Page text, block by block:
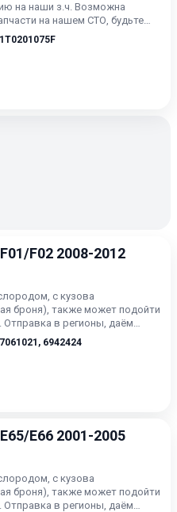
на наши з.ч. Возможна
на нашем СТО, будьте
артикул...
1T0201075F
F02 2008-2012
с кузова
броня), также может подойти
Отправка в регионы, даём
з.ч. Возможн...
7061021 , 6942424
E66 2001-2005
с кузова
броня), также может подойти
Отправка в регионы, даём